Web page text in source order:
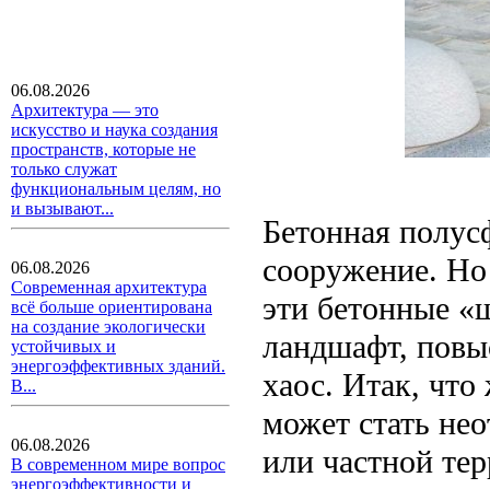
06.08.2026
Архитектура — это
искусство и наука создания
пространств, которые не
только служат
функциональным целям, но
и вызывают...
06.08.2026
Современная архитектура
всё больше ориентирована
на создание экологически
устойчивых и
энергоэффективных зданий.
В...
06.08.2026
В современном мире вопрос
энергоэффективности и
Бетонная
сооружение.
эти бетонные
ландшафт,
хаос. Итак, что
может стать
или частной